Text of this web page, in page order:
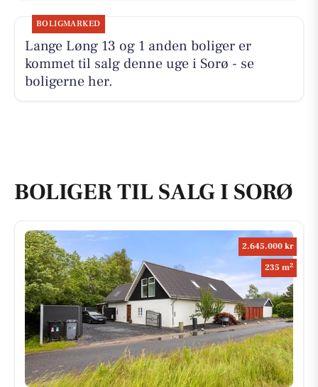
BOLIGMARKED
Lange Løng 13 og 1 anden boliger er
kommet til salg denne uge i Sorø - se
boligerne her.
BOLIGER TIL SALG I SORØ
2.645.000 kr
235 m2